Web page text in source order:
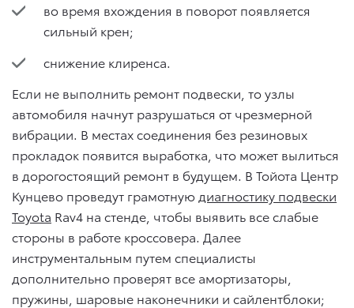
во время вхождения в поворот появляется
сильный крен;
снижение клиренса.
Если не выполнить ремонт подвески, то узлы
автомобиля начнут разрушаться от чрезмерной
вибрации. В местах соединения без резиновых
прокладок появится выработка, что может вылиться
в дорогостоящий ремонт в будущем. В Тойота Центр
Кунцево проведут грамотную диагностику подвески
Toyota Rav4 на стенде, чтобы выявить все слабые
стороны в работе кроссовера. Далее
инструментальным путем специалисты
дополнительно проверят все амортизаторы,
пружины, шаровые наконечники и сайлентблоки;